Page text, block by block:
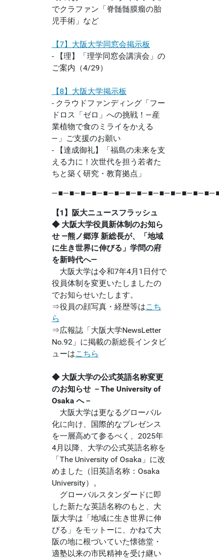
でクラファン「脊髄髄膜瘤の胎
児手術」など
【7】大阪大学同窓会掲示板
- 【理】「理学同窓会講演会」の
ご案内（4/29）
【8】大阪大学掲示板
- クラウドファンディング「フー
ドロス「ゼロ」への挑戦！―産
業植物で食のミライをかえる
―」ご支援のお願い
- 【達成御礼】「福島の未来を支
える力に！次世代を担う若者た
ちと築く研究・教育拠点」
【1】阪大ニュースフラッシュ
◆ 大阪大学役員新体制のお知ら
せ ―熊ノ郷淳 新総長が、「地域
に生き世界に伸びる」学問の府
を新時代へ―
大阪大学は令和7年4月1日付で
役員体制を変更いたしましたの
でお知らせいたします。
⇒役員の顔写真・経歴等はこち
ら
⇒広報誌「大阪大学NewsLetter
No.92」に掲載の新総長インタビ
ューはこちら
◆ 大阪大学の公式英語名称変更
のお知らせ －The University of
Osaka へ－
大阪大学は更なるグローバル
化に向け、国際的なプレゼンス
を一層高めて参るべく、2025年
4月以降、大学の公式英語名称を
「The University of Osaka」に改
めました（旧英語名称：Osaka
University）。
グローバルスタンダードに即
した新たな英語名称のもと、大
阪大学は「地域に生き世界に伸
びる」をモットーに、かねて大
阪の地に根づいていた懐徳堂・
適塾以来の市民精神を受け継い